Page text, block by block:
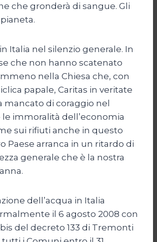
che gronderà di sangue. Gli
Italia nel silenzio generale. In
che non hanno scatenato
nella Chiesa che, con
papale, Caritas in veritate
mancato di coraggio nel
immoralità dell’economia
sui rifiuti anche in questo
Paese arranca in un ritardo di
generale che è la nostra
dell’acqua in Italia
il 6 agosto 2008 con
bis del decreto 133 di Tremonti